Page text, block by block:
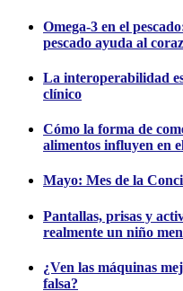
Omega-3 en el
pescado ayuda al
La interoperabilidad
clínico
Cómo la forma de
alimentos influyen en
Mayo: Mes de la
Pantallas, prisas y
realmente un niño
¿Ven las máquinas
falsa?